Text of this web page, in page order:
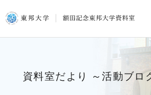
資料室だより ～活動ブロ